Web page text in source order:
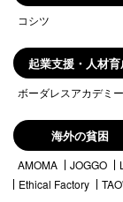
コシツ
起業支援・人材育
ボーダレスアカデミー
海外の貧困
AMOMA JOGGO
Ethical Factory